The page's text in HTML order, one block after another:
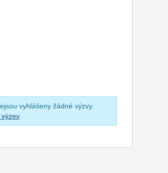
vyhlášeny žádné výzvy.
.